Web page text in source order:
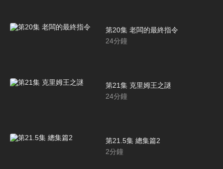
第20集 老闆的最終指令
24分鐘
第21集 克里姆王之謎
24分鐘
第21.5集 總集篇2
2分鐘